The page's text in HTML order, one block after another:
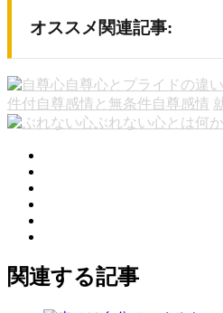
オススメ関連記事:
自尊心とプライドの違
件付自尊感情と無条件自尊感情
ぶれない心とは何
関連する記事